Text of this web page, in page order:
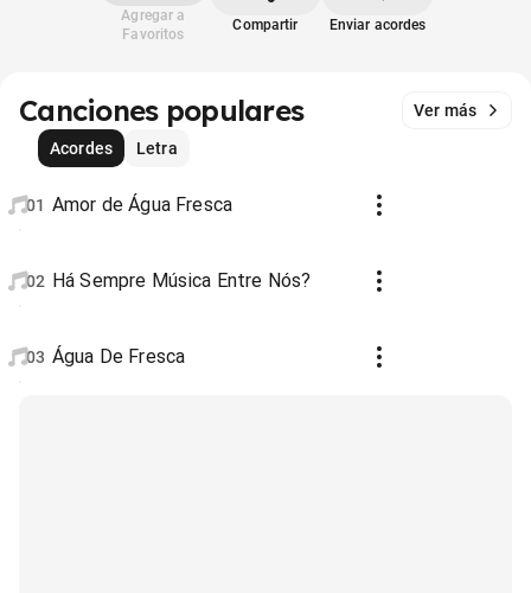
Agregar a
Favoritos
Compartir Enviar acordes
Canciones populares
Ver más
Acordes
Letra
01 Amor de Água Fresca
02 Há Sempre Música Entre Nós?
03 Água De Fresca